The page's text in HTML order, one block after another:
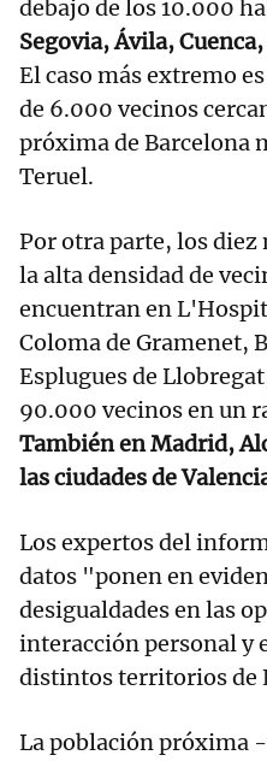
debajo de los 10.000
Segovia, Ávila,
El caso más extremo
de 6.000 vecinos
próxima de Barcelona
Teruel.
Por otra parte, los
la alta densidad de
encuentran en
Coloma de Gramenet,
Esplugues de
90.000 vecinos en un
También en Madrid,
las ciudades de
Los expertos del
datos "ponen en
desigualdades en las
interacción personal y
distintos territorios de
La población próxima